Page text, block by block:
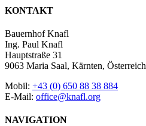
KONTAKT
Bauernhof Knafl
Ing. Paul Knafl
Hauptstraße 31
9063 Maria Saal, Kärnten, Österreich
Mobil: +43 (0) 650 88 38 884
E-Mail: office@knafl.org
NAVIGATION